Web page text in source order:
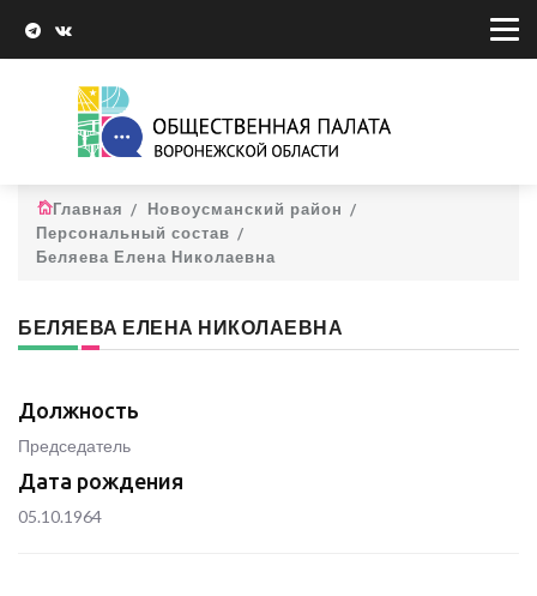
Главная
Новоусманский район
Персональный состав
Беляева Елена Николаевна
БЕЛЯЕВА ЕЛЕНА НИКОЛАЕВНА
Должность
Председатель
Дата рождения
05.10.1964